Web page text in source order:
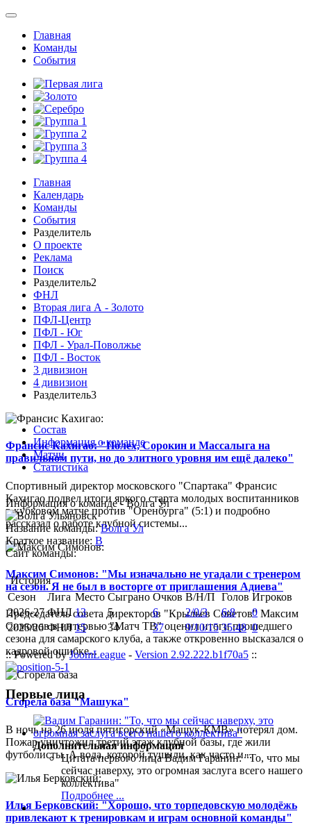
Главная
Команды
События
Главная
Календарь
Команды
События
Разделитель
О проекте
Реклама
Поиск
Разделитель2
ФНЛ
Вторая лига А - Золото
ПФЛ-Центр
ПФЛ - Юг
ПФЛ - Урал-Поволжье
ПФЛ - Восток
3 дивизион
4 дивизион
Разделитель3
Франсис Кахигао: "Полех, Сорокин и Массалыга на
правильном пути, но до элитного уровня им ещё далеко"
Спортивный директор московского "Спартака" Франсис
Кахигао подвел итоги яркого старта молодых воспитанников
в кубковом матче против "Оренбурга" (5:1) и подробно
рассказал о работе клубной системы...
Максим Симонов: "Мы изначально не угадали с тренером
на сезон. Я не был в восторге от приглашения Адиева"
Председатель совета директоров "Крыльев Советов" Максим
Симонов в интервью "Матч ТВ" оценил итоги прошедшего
сезона для самарского клуба, а также откровенно высказался о
кадровой ошибке...
Сгорела база "Машука"
В ночь на 26 июля пятигорский «Машук-КМВ» потерял дом.
Пожар уничтожил третий этаж клубной базы, где жили
футболисты. А вода, которой тушили, как часто и...
Илья Берковский: "Хорошо, что торпедовскую молодёжь
привлекают к тренировкам и играм основной команды"
Состав
Информация о команде
Матчи
Статистика
Информация о команде - Волга Ул
Название команды: Волга Ул
Краткое название: В
Сайт команды:
История
Сезон
Лига Место Сыграно Очков В/Н/П Голов Игроков
2026-27 ФНЛ 13 5 6 2/0/3 6:8
0
2025/26 ФНЛ 15 34 37 9/10/15 35:48 0
:: Powered byJoomLeague - Version 2.92.222.b1f70a5 ::
Первые лица
Дополнительная информация
Цитата первого лица Вадим Гаранин: "То, что мы
сейчас наверху, это огромная заслуга всего нашего
коллектива"
Подробнее ...